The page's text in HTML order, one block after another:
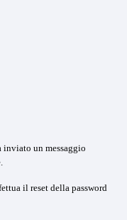
inviato un messaggio
il reset della password